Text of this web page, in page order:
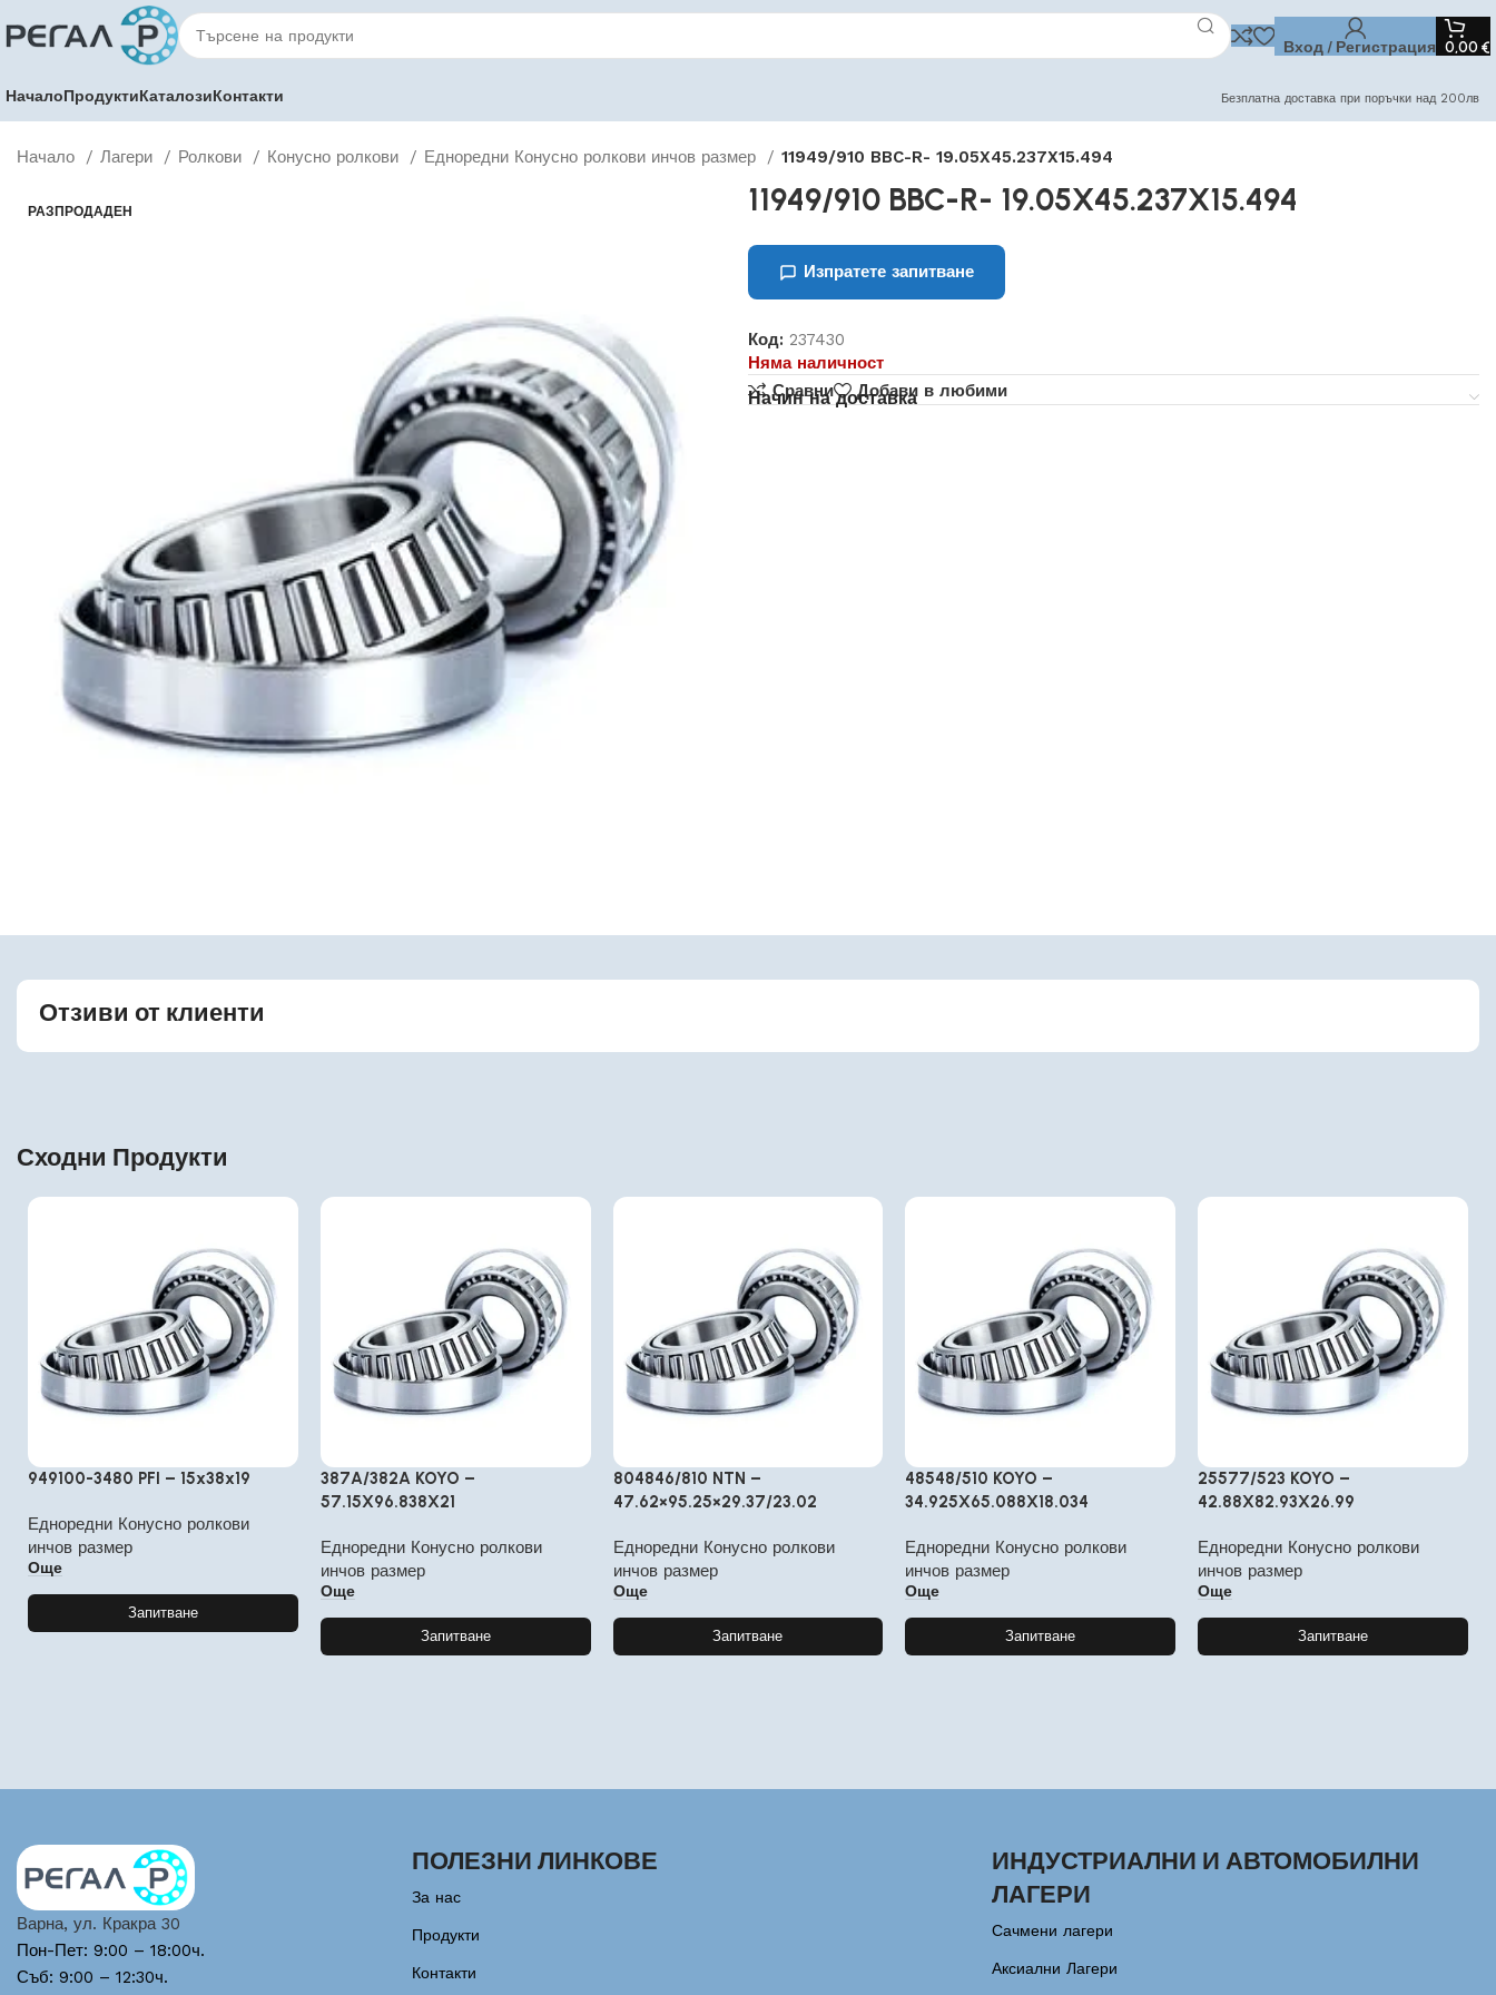
Вход / Регистрация 0,00 €
НачалоПродуктиКаталозиКонтакти Безплатна доставка при поръчки над 200лв
Начало Лагери Ролкови Конусно ролкови Едноредни Конусно ролкови инчов размер 11949/910 BBC-R- 19.05X45.237X15.494
РАЗПРОДАДЕН 11949/910 BBC-R- 19.05X45.237X15.494
Изпратете запитване
Код: 237430
Няма наличност
Сравни
Добави в любими
Начин на доставка
Отзиви от клиенти
Сходни Продукти
949100-3480 PFI – 15x38x19
Едноредни Конусно ролкови
инчов размер
Още
Запитване
387A/382A KOYO –
57.15X96.838X21
Едноредни Конусно ролкови
инчов размер
Още
Запитване
804846/810 NTN –
47.62×95.25×29.37/23.02
Едноредни Конусно ролкови
инчов размер
Още
Запитване
48548/510 KOYO –
34.925X65.088X18.034
Едноредни Конусно ролкови
инчов размер
Още
Запитване
25577/523 KOYO –
42.88X82.93X26.99
Едноредни Конусно ролкови
инчов размер
Още
Запитване
Варна, ул. Кракра 30
Пон-Пет: 9:00 – 18:00ч.
Съб: 9:00 – 12:30ч.
ПОЛЕЗНИ ЛИНКОВЕ
За нас
Продукти
Контакти
ИНДУСТРИАЛНИ И АВТОМОБИЛНИ
ЛАГЕРИ
Сачмени лагери
Аксиални Лагери